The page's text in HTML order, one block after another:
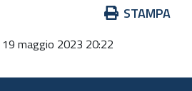
STAMPA
19 maggio 2023 20:22